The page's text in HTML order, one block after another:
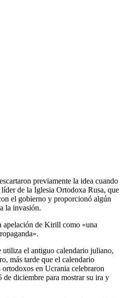
previamente la idea cuando
de la Iglesia Ortodoxa Rusa, que
el gobierno y proporcionó algún
la invasión.
apelación de Kirill como «una
el antiguo calendario juliano,
más tarde que el calendario
en Ucrania celebraron
diciembre para mostrar su ira y